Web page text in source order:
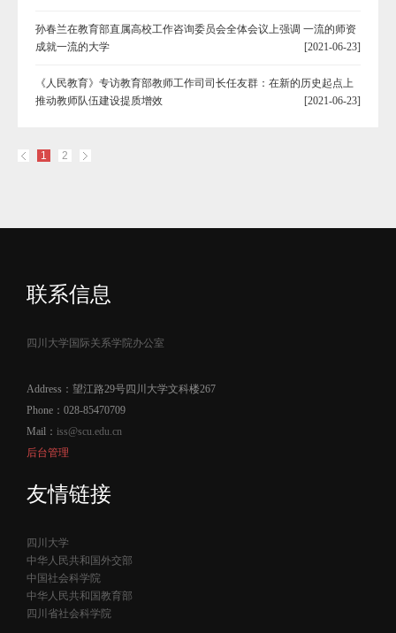
孙春兰在教育部直属高校工作咨询委员会全体会议上强调 一流的师资
成就一流的大学
[2021-06-23]
《人民教育》专访教育部教师工作司司长任友群：在新的历史起点上
推动教师队伍建设提质增效
[2021-06-23]
1 2
联系信息
四川大学国际关系学院办公室
Address：望江路29号四川大学文科楼267
Phone：028-85470709
Mail： iss@scu.edu.cn
后台管理
友情链接
四川大学
中华人民共和国外交部
中国社会科学院
中华人民共和国教育部
四川省社会科学院